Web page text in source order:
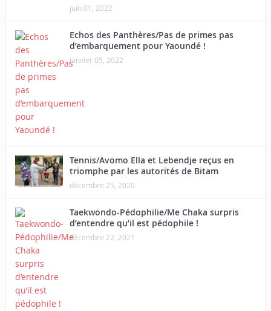
juin 01, 2022
Echos des Panthères/Pas de primes pas
d’embarquement pour Yaoundé !
janvier 05, 2022
Tennis/Avomo Ella et Lebendje reçus en
triomphe par les autorités de Bitam
décembre 25, 2020
Taekwondo-Pédophilie/Me Chaka surpris
d’entendre qu’il est pédophile !
décembre 22, 2021